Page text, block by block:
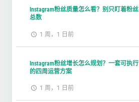
Instagram粉丝质量怎么看？别只盯着粉丝
总数
1 周，1 日前
Instagram粉丝增长怎么规划？一套可执行
的四周运营方案
1 周，1 日前